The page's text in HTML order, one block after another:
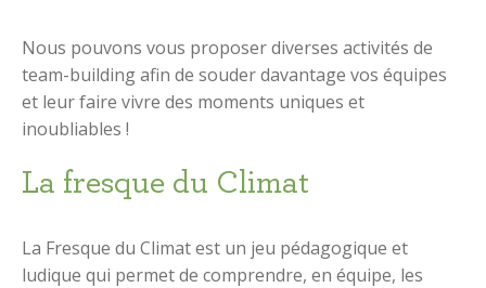
Nous pouvons vous proposer diverses activités de
team-building afin de souder davantage vos équipes
et leur faire vivre des moments uniques et
inoubliables !
La fresque du Climat
La Fresque du Climat est un jeu pédagogique et
ludique qui permet de comprendre, en équipe, les